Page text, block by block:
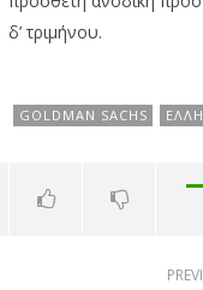
δ’ τριμήνου.
GOLDMAN SACHS